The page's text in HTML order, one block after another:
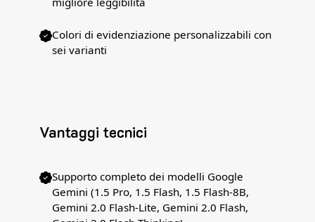
Colori di evidenziazione personalizzabili con
sei varianti
Vantaggi tecnici
Supporto completo dei modelli Google
Gemini (1.5 Pro, 1.5 Flash, 1.5 Flash-8B,
Gemini 2.0 Flash-Lite, Gemini 2.0 Flash,